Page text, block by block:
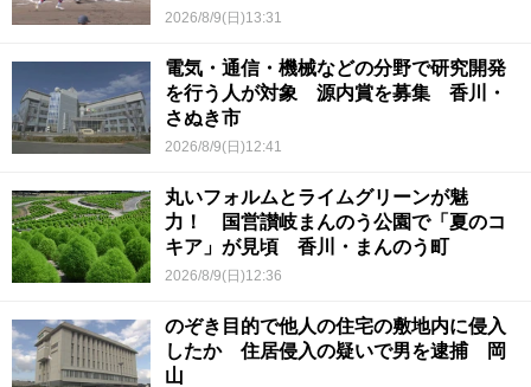
2026/8/9(日)13:31
電気・通信・機械などの分野で研究開発
を行う人が対象 源内賞を募集 香川・
さぬき市
2026/8/9(日)12:41
丸いフォルムとライムグリーンが魅
力！ 国営讃岐まんのう公園で「夏のコ
キア」が見頃 香川・まんのう町
2026/8/9(日)12:36
のぞき目的で他人の住宅の敷地内に侵入
したか 住居侵入の疑いで男を逮捕 岡
山